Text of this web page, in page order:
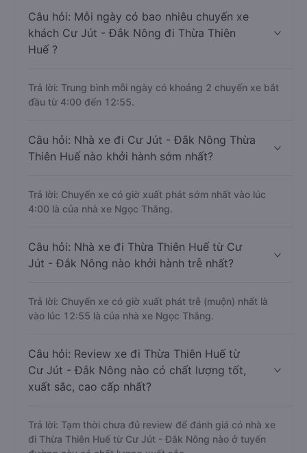
Câu hỏi: Mỗi ngày có bao nhiêu chuyến xe
khách Cư Jút - Đắk Nông đi Thừa Thiên
Huế ?
Trả lời: Trung bình mỗi ngày có khoảng 2 chuyến xe bắt
đầu từ 4:00 đến 12:55.
Câu hỏi: Nhà xe đi Cư Jút - Đắk Nông Thừa
Thiên Huế nào khởi hành sớm nhất?
Trả lời: Chuyến xe có giờ xuất phát sớm nhất vào lúc
4:00 là của nhà xe Ngọc Thắng.
Câu hỏi: Nhà xe đi Thừa Thiên Huế từ Cư
Jút - Đắk Nông nào khởi hành trễ nhất?
Trả lời: Chuyến xe có giờ xuất phát trễ (muộn) nhất là
vào lúc 12:55 là của nhà xe Ngọc Thắng.
Câu hỏi: Review xe đi Thừa Thiên Huế từ
Cư Jút - Đắk Nông nào có chất lượng tốt,
xuất sắc, cao cấp nhất?
Trả lời: Tạm thời chưa đủ review để đánh giá có nhà xe
đi Thừa Thiên Huế từ Cư Jút - Đắk Nông nào ở tuyến